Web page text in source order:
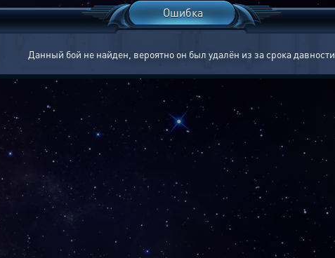
Ошибка
Данный бой не найден, вероятно он был удалён из за срока давности